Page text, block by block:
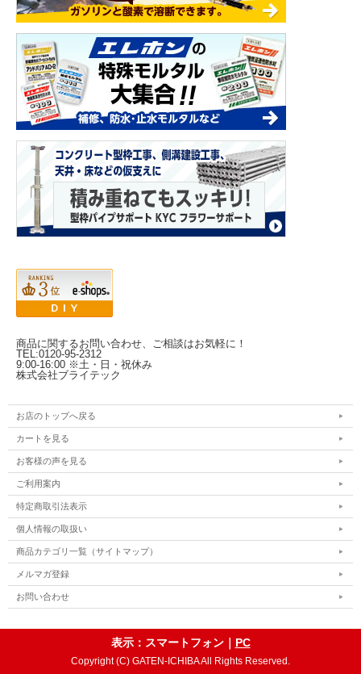
商品に関するお問い合わせ、ご相談はお気軽に！
TEL:0120-95-2312
9:00-16:00 ※土・日・祝休み
株式会社ブライテック
お店のトップへ戻る
カートを見る
お客様の声を見る
ご利用案内
特定商取引法表示
個人情報の取扱い
商品カテゴリ一覧（サイトマップ）
メルマガ登録
お問い合わせ
表示：スマートフォン｜ PC
Copyright (C) GATEN-ICHIBA All Rights Reserved.